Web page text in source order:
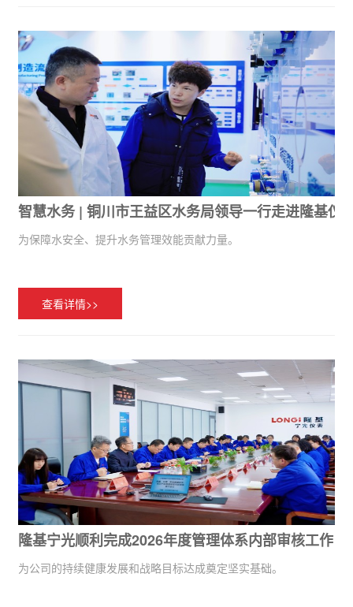
智慧水务 | 铜川市王益区水务局领导一行走进隆基仪
为保障水安全、提升水务管理效能贡献力量。
查看详情>>
隆基宁光顺利完成2026年度管理体系内部审核工作
为公司的持续健康发展和战略目标达成奠定坚实基础。